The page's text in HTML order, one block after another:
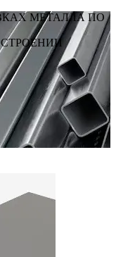
МЕТАЛЛА ПО